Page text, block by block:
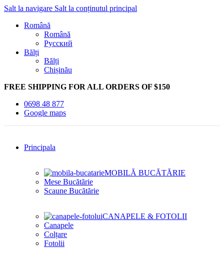
Salt la navigare Salt la conținutul principal
Română
Română
Русский
Bălți
Bălți
Chișinău
FREE SHIPPING FOR ALL ORDERS OF $150
0698 48 877
Google maps
Principala
MOBILĂ BUCĂTĂRIE
Mese Bucătărie
Scaune Bucătărie
CANAPELE & FOTOLII
Canapele
Colțare
Fotolii